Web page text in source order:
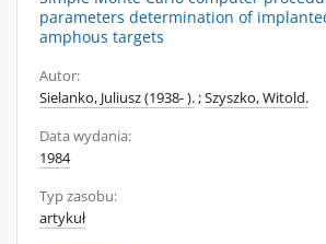
parameters determination of
amphous targets
Autor:
Sielanko, Juliusz (1938- ).;Szyszko, Witold.
Data wydania:
1984
Typ zasobu:
artykuł